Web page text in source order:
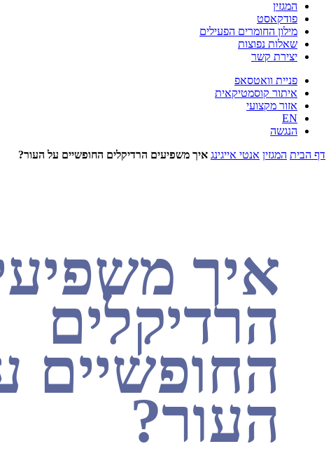
המגזין
פודקאסט
מילון החומרים הפעילים
שאלות נפוצות
יצירת קשר
פניית וואטסאפ
איתור קוסמטיקאית
אזור מקצועי
EN
הנגשה
דף הבית המגזין אנטי אייגינג איך משפיעים הרדיקלים החופשיים על העור?
איך
הרדיקלים
החופשיים
העור?